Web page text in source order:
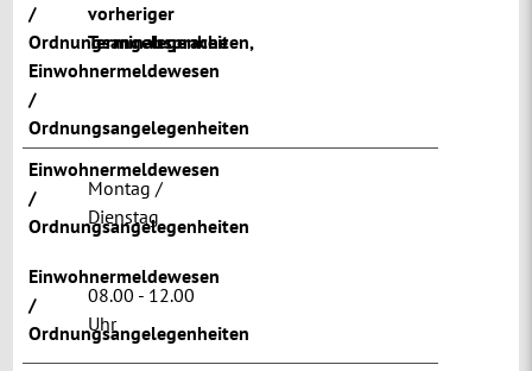
/
Ordnungsangelegenheiten,
Einwohnermeldewesen
/
Ordnungsangelegenheiten
vorheriger
Terminabsprache
Einwohnermeldewesen
/
Ordnungsangelegenheiten
Montag /
Dienstag
Einwohnermeldewesen
/
Ordnungsangelegenheiten
08.00 - 12.00
Uhr